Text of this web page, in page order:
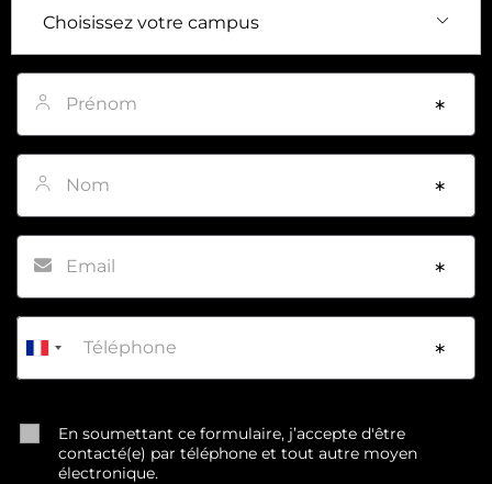
Prénom
Nom
Email
En soumettant ce formulaire, j’accepte d'être
contacté(e) par téléphone et tout autre moyen
électronique.